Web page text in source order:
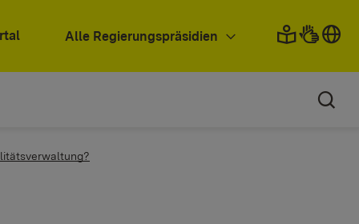
Alle Regierungspräsidien